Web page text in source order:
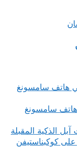
سامسونغ
آبل الذكية المقبلة
ستيفن